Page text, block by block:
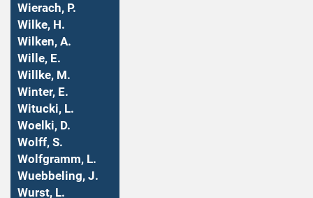
Wierach, P.
Wilke, H.
Wilken, A.
Wille, E.
Willke, M.
Winter, E.
Witucki, L.
Woelki, D.
Wolff, S.
Wolfgramm, L.
Wuebbeling, J.
Wurst, L.